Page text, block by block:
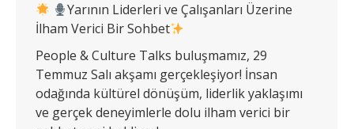
Yarının Liderleri ve Çalışanları Üzerine
İlham Verici Bir Sohbet
People & Culture Talks buluşmamız, 29
Temmuz Salı akşamı gerçekleşiyor! İnsan
odağında kültürel dönüşüm, liderlik yaklaşımı
ve gerçek deneyimlerle dolu ilham verici bir